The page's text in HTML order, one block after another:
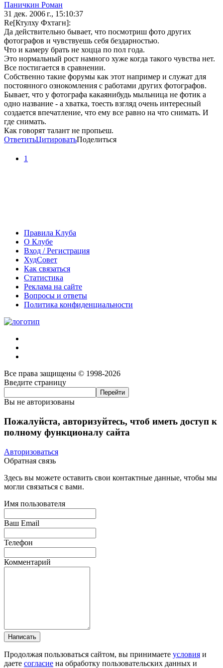
Паничкин Роман
31 дек. 2006 г., 15:10:37
Re[Ктулху Фхтагн]:
Да действительно бывает, что посмотриш фото других
фотографов и чувствуешь себя бездарностью.
Что и камеру брать не хоцца по пол года.
Это нормальный рост намного хуже когда такого чувства нет.
Все постигается в сравнении.
Собственно такие форумы как этот например и служат для
постоянного ознокомления с работами других фотографов.
Бывает, что у фотографа какаянибудь мыльница не фотик а
одно название - а хватка, тоесть взгляд очень интересный
создается впечатление, что ему все равно на что снимать. И
где снимать.
Как говорят талант не пропьеш.
ОтветитьЦитироватьПоделиться
1
Правила Клуба
О Клубе
Вход / Регистрация
ХудСовет
Как связаться
Статистика
Реклама на сайте
Вопросы и ответы
Политика конфиденциальности
Все права защищены © 1998-2026
Введите страницу
Вы не авторизованы
Пожалуйста, авторизуйтесь, чтоб иметь доступ к
полному функционалу сайта
Авторизоваться
Обратная связь
Здесь вы можете оставить свои контактные данные, чтобы мы
могли связаться с вами.
Имя пользователя
Ваш Email
Телефон
Комментарий
Написать
Продолжая пользоваться сайтом, вы принимаете условия и
даете согласие на обработку пользовательских данных и